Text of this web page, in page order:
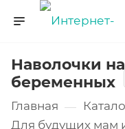
Наволочки
беременных
Главная —
Для будущих мам